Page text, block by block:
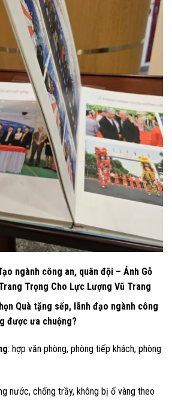
ngành công an, quân đội – Ảnh Gỗ
Trọng Cho Lực Lượng Vũ Trang
Quà tặng sếp, lãnh đạo ngành công
được ưa chuộng?
: hợp văn phòng, phòng tiếp khách, phòng
nước, chống trầy, không bị ố vàng theo